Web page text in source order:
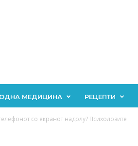
МЕДИЦИНА РЕЦЕПТИ
со екранот надолу? Психолозите